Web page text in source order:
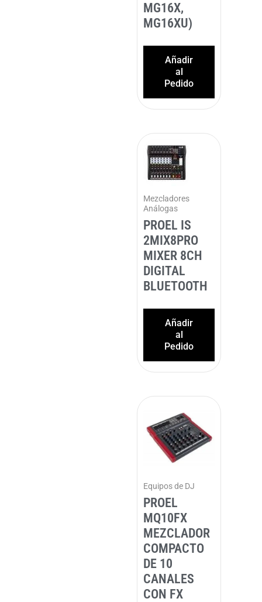
MG16X,
MG16XU)
Añadir
al
Pedido
Mezcladores
Análogas
PROEL IS
2MIX8PRO
MIXER 8CH
DIGITAL
BLUETOOTH
Añadir
al
Pedido
Equipos de DJ
PROEL
MQ10FX
MEZCLADOR
COMPACTO
DE 10
CANALES
CON FX